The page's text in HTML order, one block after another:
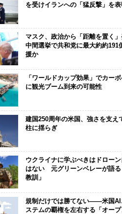
を受けイランへの「猛反撃」を表
マスク、政治から「距離を置く
中間選挙で共和党に最大約約191
援か
「ワールドカップ効果」でカー
に観光ブーム到来の可能性
建国250周年の米国、強さを支え
柱に揺らぎ
ウクライナに学ぶべきはドロー
はない 元グリーンベレーが語る
教訓」
規制だけでは勝てない――米国AI
ステムの覇権を左右する「オー